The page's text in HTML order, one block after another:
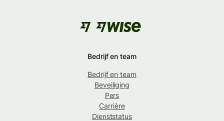
Bedrijf en team
Bedrijf en team
Beveiliging
Pers
Carrière
Dienststatus